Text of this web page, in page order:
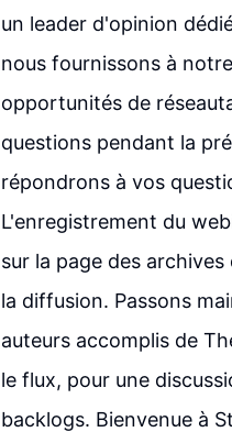
un leader d'opinion
nous fournissons à
opportunités de
questions pendant la
répondrons à vos
L'enregistrement du
sur la page des
la diffusion. Passons
auteurs accomplis de
le flux, pour une
backlogs. Bienvenue à